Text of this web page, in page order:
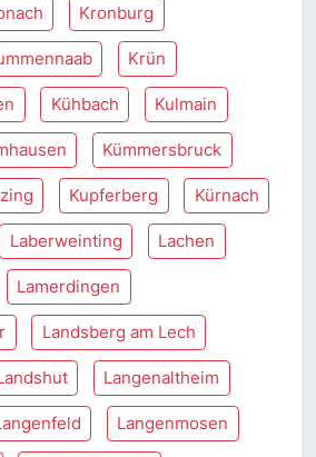
Kronburg
Krün
Kühbach Kulmain
Kümmersbruck
Kupferberg Kürnach
Laberweinting Lachen
Lamerdingen
Landsberg am Lech
Langenaltheim
Langenmosen